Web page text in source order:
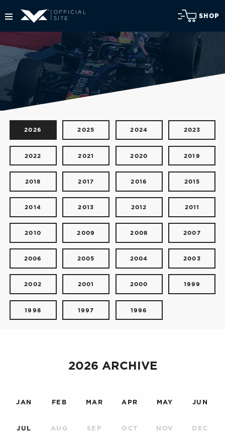
SHOP
2026 2025 2024 2023
2022 2021 2020 2019
2018 2017 2016 2015
2014 2013 2012 2011
2010 2009 2008 2007
2006 2005 2004 2003
2002 2001 2000 1999
1998 1997 1996
2026 ARCHIVE
JAN FEB MAR APR MAY JUN
JUL AUG SEP OCT NOV DEC